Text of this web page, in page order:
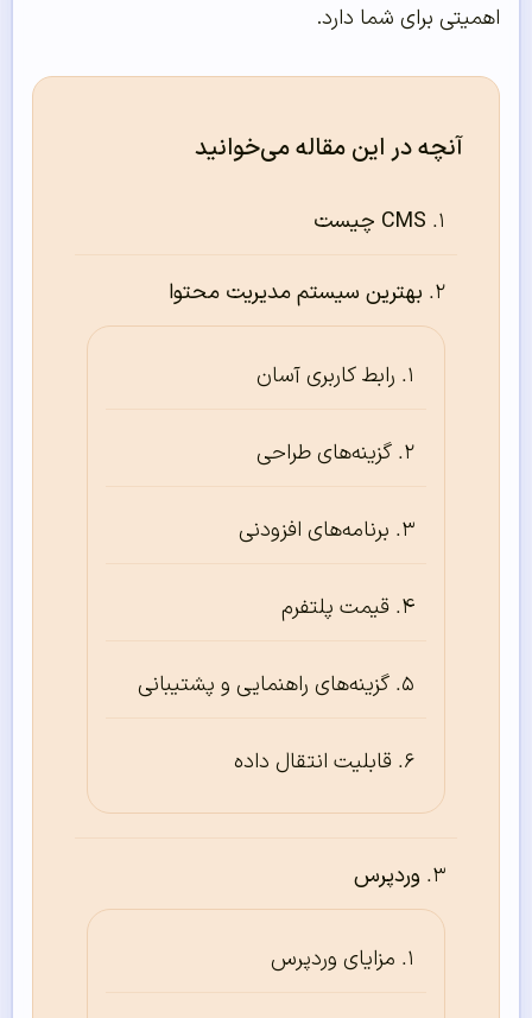
اهمیتی برای شما دارد.
آنچه در این مقاله می‌خوانید
CMS چیست
بهترین سیستم مدیریت محتوا
رابط کاربری آسان
گزینه‌های طراحی
برنامه‌های افزودنی
قیمت پلتفرم
گزینه‌های راهنمایی و پشتیبانی
قابلیت انتقال داده
وردپرس
مزایای وردپرس